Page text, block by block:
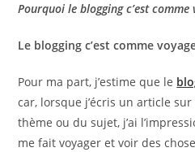
Pourquoi le blogging c’est comme
Le blogging c’est comme
Pour ma part, j’estime que le
car, lorsque j’écris un article
thème ou du sujet, j’ai
me fait voyager et voir des